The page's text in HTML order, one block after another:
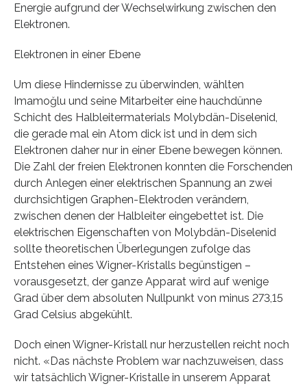
Energie aufgrund der Wechselwirkung zwischen den
Elektronen.
Elektronen in einer Ebene
Um diese Hindernisse zu überwinden, wählten
Imamoğlu und seine Mitarbeiter eine hauchdünne
Schicht des Halbleitermaterials Molybdän-​Diselenid,
die gerade mal ein Atom dick ist und in dem sich
Elektronen daher nur in einer Ebene bewegen können.
Die Zahl der freien Elektronen konnten die Forschenden
durch Anlegen einer elektrischen Spannung an zwei
durchsichtigen Graphen-​Elektroden verändern,
zwischen denen der Halbleiter eingebettet ist. Die
elektrischen Eigenschaften von Molybdän-​Diselenid
sollte theoretischen Überlegungen zufolge das
Entstehen eines Wigner-​Kristalls begünstigen –
vorausgesetzt, der ganze Apparat wird auf wenige
Grad über dem absoluten Nullpunkt von minus 273,15
Grad Celsius abgekühlt.
Doch einen Wigner-​Kristall nur herzustellen reicht noch
nicht. «Das nächste Problem war nachzuweisen, dass
wir tatsächlich Wigner-​Kristalle in unserem Apparat